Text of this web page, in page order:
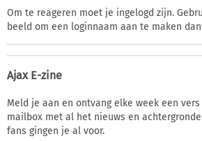
Om te reageren moet je ingelogd zijn.
beeld om een loginnaam aan te maken
Ajax E-zine
Meld je aan en ontvang elke week een
mailbox met al het nieuws en
fans gingen je al voor.